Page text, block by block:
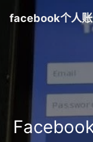
facebook个人